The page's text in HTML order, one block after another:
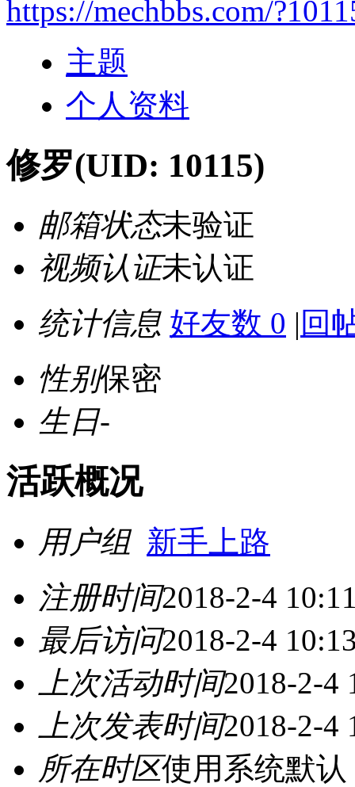
https://mechbbs.com/
主题
个人资料
修罗(UID: 10115)
邮箱状态未验证
视频认证未认证
统计信息 好友数 0 | 回
性别保密
生日-
活跃概况
用户组 新手上路
注册时间2018-2-4
最后访问2018-2-4
上次活动时间2018-2-4
上次发表时间2018-2-4
所在时区使用系统默认